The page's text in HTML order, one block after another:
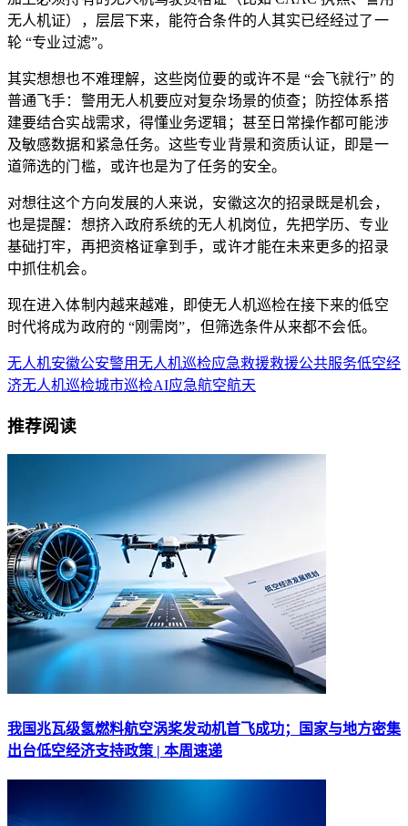
无人机证），层层下来，能符合条件的人其实已经经过了一
轮 “专业过滤”。
其实想想也不难理解，这些岗位要的或许不是 “会飞就行” 的
普通飞手：警用无人机要应对复杂场景的侦查；防控体系搭
建要结合实战需求，得懂业务逻辑；甚至日常操作都可能涉
及敏感数据和紧急任务。这些专业背景和资质认证，即是一
道筛选的门槛，或许也是为了任务的安全。
对想往这个方向发展的人来说，安徽这次的招录既是机会，
也是提醒：想挤入政府系统的无人机岗位，先把学历、专业
基础打牢，再把资格证拿到手，或许才能在未来更多的招录
中抓住机会。
现在进入体制内越来越难，即使无人机巡检在接下来的低空
时代将成为政府的 “刚需岗”，但筛选条件从来都不会低。
无人机安徽公安警用无人机巡检应急救援救援公共服务低空经
济无人机巡检城市巡检AI应急航空航天
推荐阅读
我国兆瓦级氢燃料航空涡桨发动机首飞成功；国家与地方密集
出台低空经济支持政策 | 本周速递